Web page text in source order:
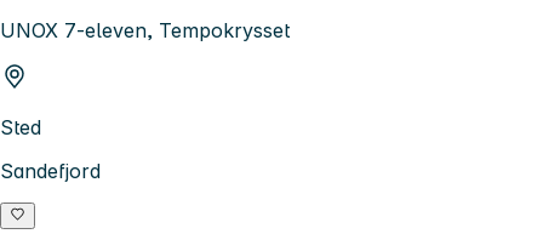
UNOX 7-eleven, Tempokrysset
Sted
Sandefjord